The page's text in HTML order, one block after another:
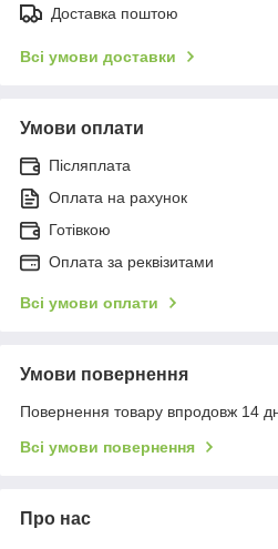
Доставка поштою
Всі умови доставки
Умови оплати
Післяплата
Оплата на рахунок
Готівкою
Оплата за реквізитами
Всі умови оплати
Умови повернення
Повернення товару впродовж 14
Всі умови повернення
Про нас